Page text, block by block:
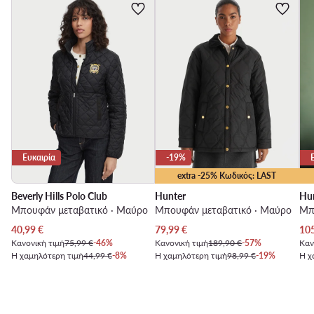
Ευκαιρία
Beverly Hills Polo Club
Μπουφάν μεταβατικό · Μαύρο
Τρέχουσα τιμή
40,99€
Κανονική τιμή75,99 €-46%
Η χαμηλότερη τιμή44,99 €-8%
extra -25% Κωδικός: LAST
-19%
Hunter
Μπουφάν μεταβατικό · Μαύρο
Τρέχουσα τιμή
79,99€
Κανονική τιμή189,90 €-57%
Η χαμηλότερη τιμή98,99 €-19%
Η